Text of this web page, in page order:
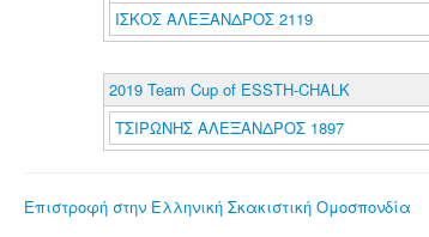
ΙΣΚΟΣ ΑΛΕΞΑΝΔΡΟΣ 2119
2019 Team Cup of ESSTH-CHALK
ΤΣΙΡΩΝΗΣ ΑΛΕΞΑΝΔΡΟΣ 1897
Επιστροφή στην Ελληνική Σκακιστική Ομοσπονδία